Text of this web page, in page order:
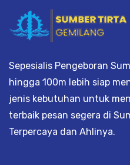
Sepesialis Pengeboran
hingga 100m lebih siap
jenis kebutuhan untuk
terbaik pesan segera di
Terpercaya dan Ahlinya.